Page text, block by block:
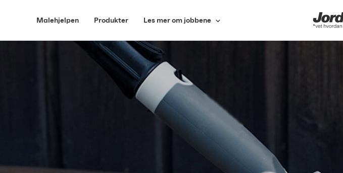
Malehjelpen Produkter Les mer om jobbene
Vegg
Sparkel
Tak
Lister og vindu
Terrasse
Fasade og gjerde
Jordan
vet